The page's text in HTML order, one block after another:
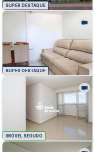
SUPER DESTAQUE
SUPER DESTAQUE
IMÓVEL SEGURO